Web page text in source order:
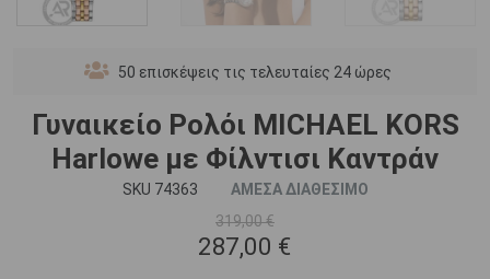
50 επισκέψεις τις τελευταίες 24 ώρες
Γυναικείο Ρολόι MICHAEL KORS
Harlowe με Φίλντισι Καντράν
SKU 74363
ΑΜΕΣΑ ΔΙΑΘΕΣΙΜΟ
319,00 €
287,00 €